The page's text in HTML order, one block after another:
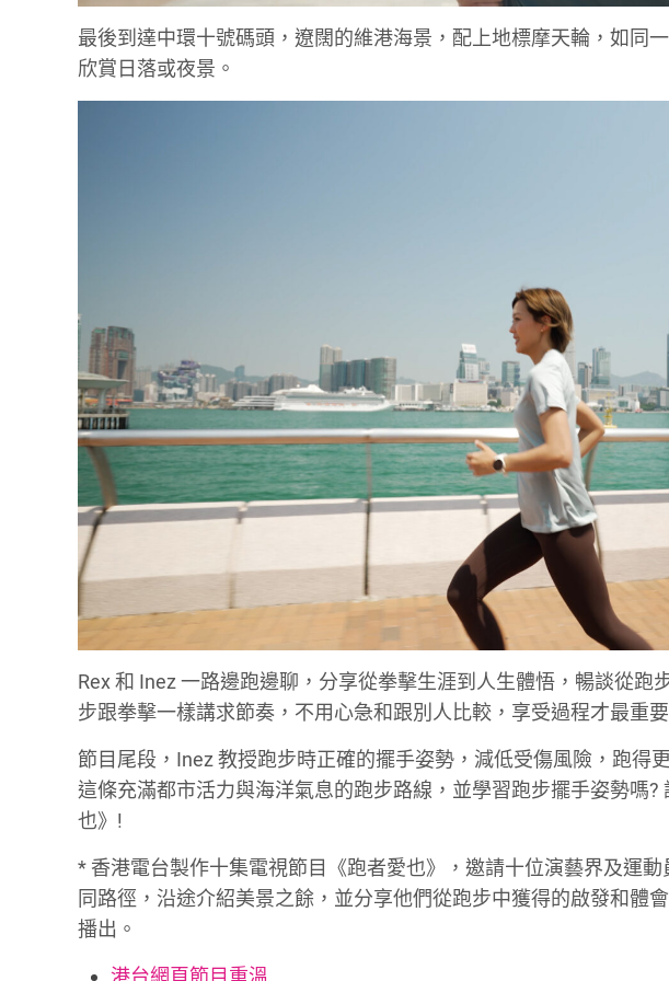
最後到達中環十號碼頭，遼闊的維港海景，配上地標摩天輪，如同
欣賞日落或夜景。
Rex 和 Inez 一路邊跑邊聊，分享從拳擊生涯到人生體悟，暢談從
步跟拳擊一樣講求節奏，不用心急和跟別人比較，享受過程才最重要
節目尾段，Inez 教授跑步時正確的擺手姿勢，減低受傷風險，跑得
這條充滿都市活力與海洋氣息的跑步路線，並學習跑步擺手姿勢嗎
也》!
* 香港電台製作十集電視節目《跑者愛也》，邀請十位演藝界及運
同路徑，沿途介紹美景之餘，並分享他們從跑步中獲得的啟發和體
播出。
港台網頁節目重溫